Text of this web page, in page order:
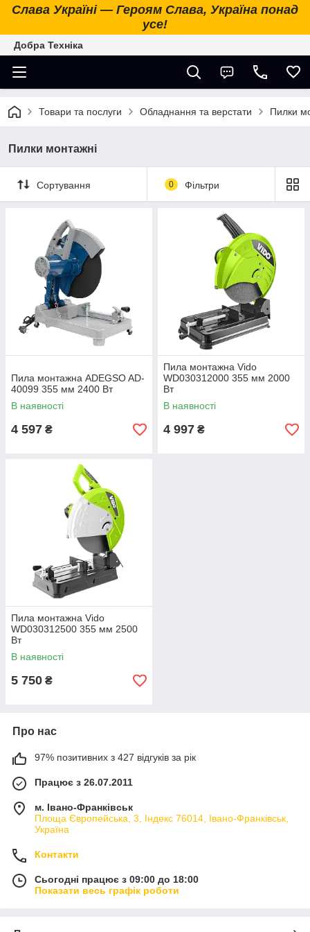
Слава Україні — Героям Слава, Україна понад
усе!
Добра Техніка
Товари та послуги Обладнання та верстати Пилки
Пилки монтажні
Сортування 0 Фільтри
Пила монтажна ADEGSO AD-
40099 355 мм 2400 Вт
В наявності
4 597 ₴
Пила монтажна Vido
WD030312000 355 мм 2000
Вт
В наявності
4 997 ₴
Пила монтажна Vido
WD030312500 355 мм 2500
Вт
В наявності
5 750 ₴
Про нас
97% позитивних з 427 відгуків за рік
Працює з 26.07.2011
м. Івано-Франківськ
Площа Європейська, 3, Індекс 76014, Івано-Франківськ,
Україна
Контакти
Сьогодні працює з 09:00 до 18:00
Показати весь графік роботи